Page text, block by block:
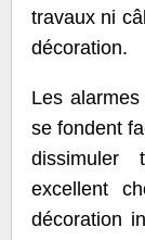
travaux ni
décoration.
Les
se fondent
dissimuler
excellent
décoration